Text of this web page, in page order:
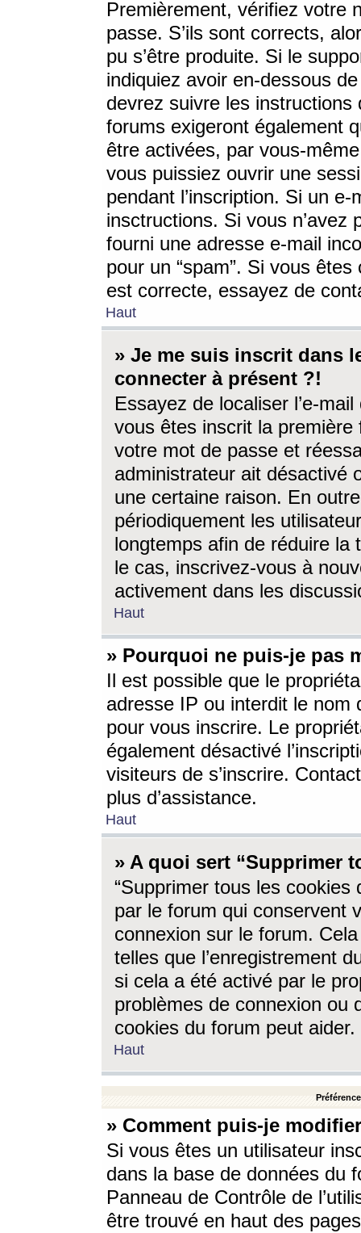
Premièrement, vérifiez votre
passe. S’ils sont corrects,
pu s’être produite. Si le
indiquiez avoir en-dessous
devrez suivre les
forums exigeront également
être activées, par vous-
vous puissiez ouvrir une
pendant l’inscription. Si un
insctructions. Si vous n’avez
fourni une adresse e-mail
pour un “spam”. Si vous
est correcte, essayez de
Haut
» Je me suis inscrit dans
connecter à présent ?!
Essayez de localiser l’e-
vous êtes inscrit la première
votre mot de passe et
administrateur ait désactivé
une certaine raison. En
périodiquement les
longtemps afin de réduire la
le cas, inscrivez-vous à
activement dans les
Haut
» Pourquoi ne puis-je pas
Il est possible que le
adresse IP ou interdit le nom
pour vous inscrire. Le
également désactivé
visiteurs de s’inscrire.
plus d’assistance.
Haut
» A quoi sert “Supprimer
“Supprimer tous les cookies
par le forum qui conservent
connexion sur le forum.
telles que l’enregistrement
si cela a été activé par le
problèmes de connexion ou
cookies du forum peut aider.
Haut
» Comment puis-je
Si vous êtes un utilisateur
dans la base de données du
Panneau de Contrôle de
être trouvé en haut des